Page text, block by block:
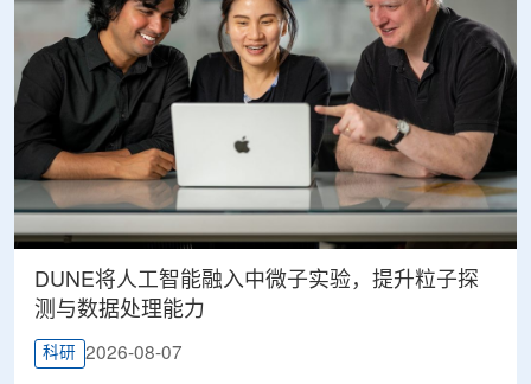
DUNE将人工智能融入中微子实验，提升粒子探
测与数据处理能力
科研 2026-08-07